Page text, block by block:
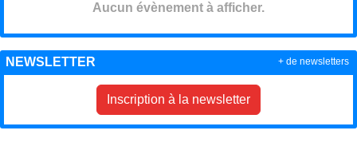
Aucun évènement à afficher.
NEWSLETTER
Inscription à la newsletter
+ de newsletters